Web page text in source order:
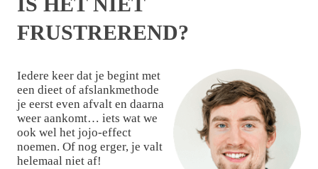
FRUSTREREND?
Iedere keer dat je begint met
een dieet of afslankmethode
je eerst even afvalt en daarna
weer aankomt… iets wat we
ook wel het jojo-effect
noemen. Of nog erger, je valt
helemaal niet af!